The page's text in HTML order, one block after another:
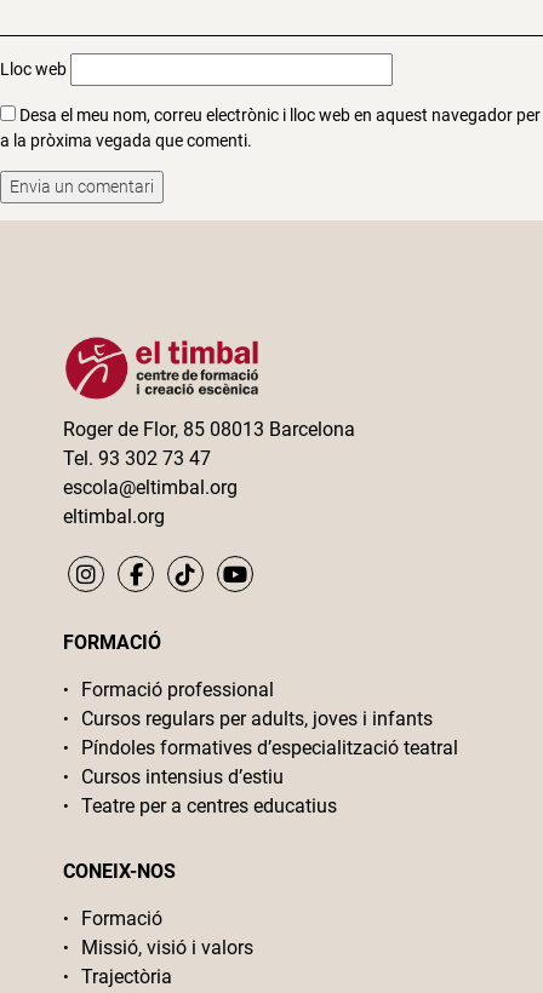
Lloc web
Desa el meu nom, correu electrònic i lloc web en aquest navegador per
a la pròxima vegada que comenti.
Roger de Flor, 85 08013 Barcelona
Tel. 93 302 73 47
escola@eltimbal.org
eltimbal.org
FORMACIÓ
Formació professional
Cursos regulars per adults, joves i infants
Píndoles formatives d’especialització teatral
Cursos intensius d’estiu
Teatre per a centres educatius
CONEIX-NOS
Formació
Missió, visió i valors
Trajectòria